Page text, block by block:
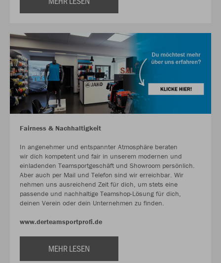
Fairness & Nachhaltigkeit
In angenehmer und entspannter Atmosphäre beraten
wir dich kompetent und fair in unserem modernen und
einladenden Teamsportgeschäft und Showroom persönlich.
Aber auch per Mail und Telefon sind wir erreichbar. Wir
nehmen uns ausreichend Zeit für dich, um stets eine
passende und nachhaltige Teamshop-Lösung für dich,
deinen Verein oder dein Unternehmen zu finden.
www.derteamsportprofi.de
MEHR LESEN